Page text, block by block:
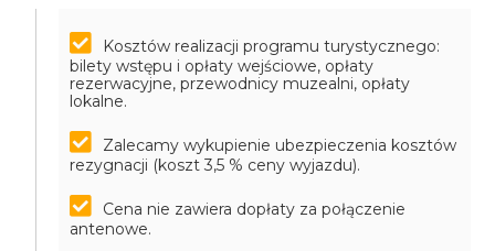
Kosztów realizacji programu turystycznego:
bilety wstępu i opłaty wejściowe, opłaty
rezerwacyjne, przewodnicy muzealni, opłaty
lokalne.
Zalecamy wykupienie ubezpieczenia kosztów
rezygnacji (koszt 3,5 % ceny wyjazdu).
Cena nie zawiera dopłaty za połączenie
antenowe.